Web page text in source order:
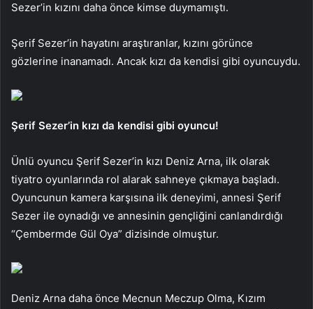
Sezer’in kızını daha önce kimse duymamıştı.
Şerif Sezer’in hayatını araştıranlar, kızını görünce
gözlerine inanamadı. Ancak kızı da kendisi gibi oyuncuydu.
Şerif Sezer’in kızı da kendisi gibi oyuncu!
Ünlü oyuncu Şerif Sezer’in kızı Deniz Arna, ilk olarak
tiyatro oyunlarında rol alarak sahneye çıkmaya başladı.
Oyuncunun kamera karşısına ilk deneyimi, annesi Şerif
Sezer ile oynadığı ve annesinin gençliğini canlandırdığı
“Çembermde Gül Oya” dizisinde olmuştur.
Deniz Arna daha önce Mecnun Meczup Olma, Kızım